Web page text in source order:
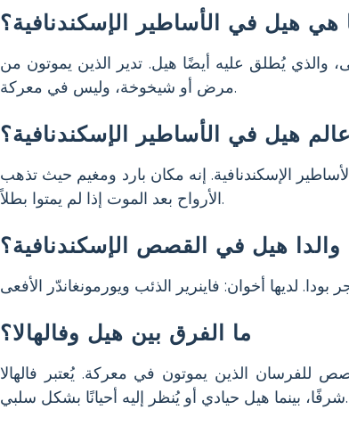
هي هيل في الأساطير الإسكندنافية؟
والذي يُطلق عليه أيضًا هيل. تدير الذين يموتون من
مرض أو شيخوخة، وليس في معركة.
هيل في الأساطير الإسكندنافية؟
الإسكندنافية. إنه مكان بارد ومغيم حيث تذهب
الأرواح بعد الموت إذا لم يمتوا بطلاً.
هيل في القصص الإسكندنافية؟
ما الفرق بين هيل وفالهالا؟
للفرسان الذين يموتون في معركة. يُعتبر فالهالا
شرفًا، بينما هيل حيادي أو يُنظر إليه أحيانًا بشكل سلبي.